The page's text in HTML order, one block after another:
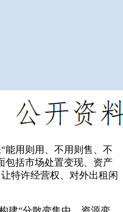
能用则用、不用则售、不
包括市场处置变现、资产
特许经营权、对外出租闲